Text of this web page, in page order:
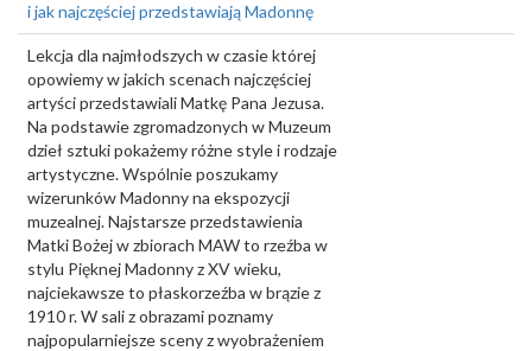
i jak najczęściej przedstawiają Madonnę
Lekcja dla najmłodszych w czasie której
opowiemy w jakich scenach najczęściej
artyści przedstawiali Matkę Pana Jezusa.
Na podstawie zgromadzonych w Muzeum
dzieł sztuki pokażemy różne style i rodzaje
artystyczne. Wspólnie poszukamy
wizerunków Madonny na ekspozycji
muzealnej. Najstarsze przedstawienia
Matki Bożej w zbiorach MAW to rzeźba w
stylu Pięknej Madonny z XV wieku,
najciekawsze to płaskorzeźba w brązie z
1910 r. W sali z obrazami poznamy
najpopularniejsze sceny z wyobrażeniem